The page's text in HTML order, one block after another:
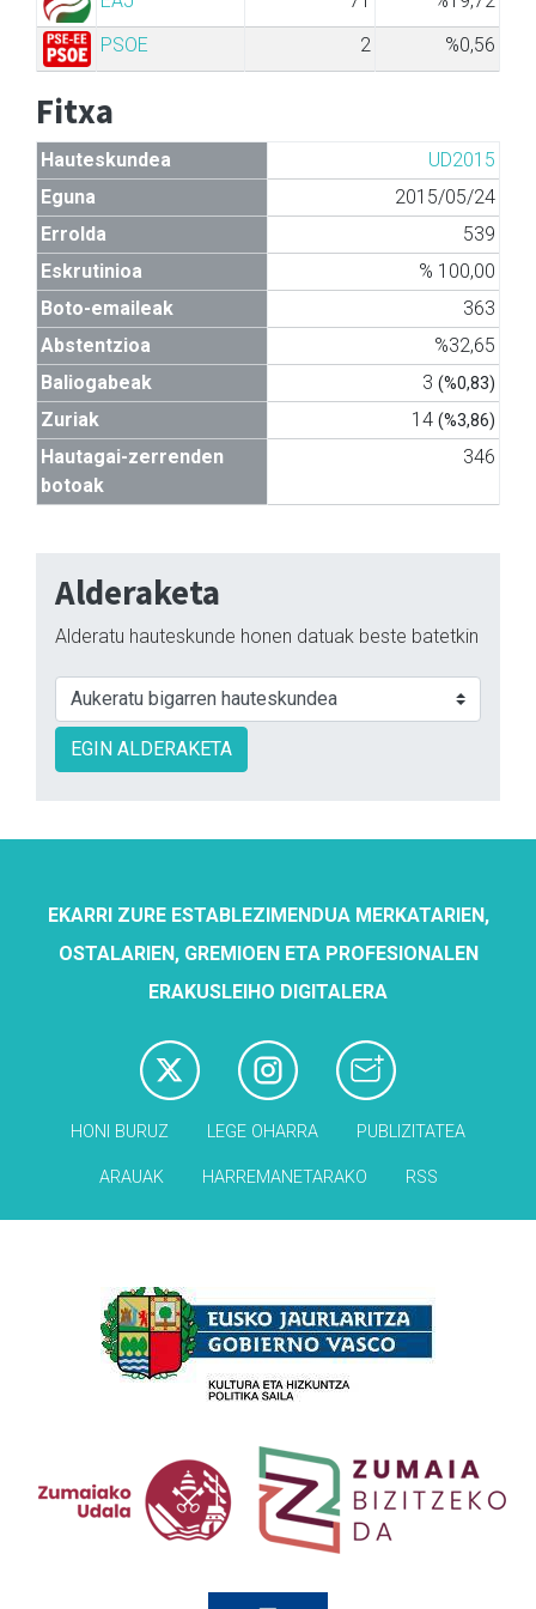
PSOE
2 %0,56
Fitxa
Hauteskundea
UD2015
Eguna
2015/05/24
Errolda
539
Eskrutinioa
% 100,00
Boto-emaileak
363
Abstentzioa
%32,65
Baliogabeak
3 (%0,83)
Zuriak 14 (%3,86)
Hautagai-zerrenden
botoak
346
Alderaketa
Alderatu hauteskunde honen datuak beste batetkin
EGIN ALDERAKETA
EKARRI ZURE ESTABLEZIMENDUA MERKATARIEN,
OSTALARIEN, GREMIOEN ETA PROFESIONALEN
ERAKUSLEIHO DIGITALERA
HONI BURUZ LEGE OHARRA PUBLIZITATEA
ARAUAK HARREMANETARAKO RSS